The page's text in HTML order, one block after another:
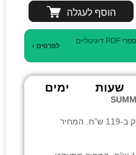
הוסף לעגלה
· 5 ספרי PDF דיגיטליים
לפרטים ›
ימים שעות
– רק ב-119 ש”ח. המחיר